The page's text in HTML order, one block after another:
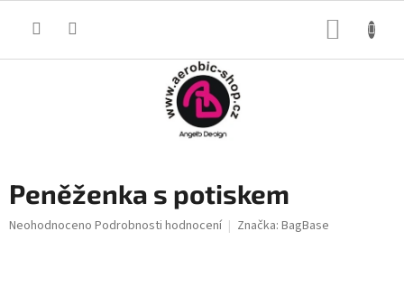
Peněženka s potiskem
Průměrné
Neohodnoceno Podrobnosti hodnocení Značka: BagBase